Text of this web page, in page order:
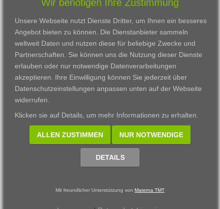
VWAK
Karriere
Links
Impressum
Datenschutzerklärung
Standorte
Darmstadt
Gießen
Kassel
Wiesbaden
Fortbildungszentrum
Bildungsangebot
Ausbildung
Wir benötigen Ihre Zustimmung
Unsere Webseite nutzt Dienste Dritter, um Ihnen ein besseres
Angebot bieten zu können. Die Dienstanbieter sammeln
weltweit Daten und nutzen diese für beliebige Zwecke und
Partnerschaften. Sie können uns die Nutzung dieser Dienste
erlauben oder nur notwendige Datenverarbeitungen
akzeptieren. Ihre Einwilligung können Sie jederzeit über
Datenschutzeinstellungen anpassen unten auf der Webseite
widerrufen.
Klicken sie auf Details, um mehr Informationen zu erhalten.
ALLEN ZUSTIMMEN NUR NOTWENDIGE
DETAILS
Mit freundlicher Unterstützung von Materna TMT